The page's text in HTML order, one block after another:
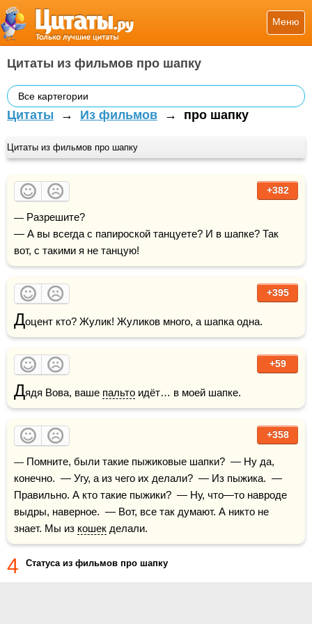
Меню
Цитаты из фильмов про шапку
Все картегории
Цитаты → Из фильмов → про шапку
Цитаты из фильмов про шапку
+382
— Разрешите?
— А вы всегда с папироской танцуете? И в шапке? Так
вот, с такими я не танцую!
+395
Доцент кто? Жулик! Жуликов много, а шапка одна.
+59
Дядя Вова, ваше пальто идёт… в моей шапке.
+358
— Помните, были такие пыжиковые шапки?  — Ну да,
конечно.  — Угу, а из чего их делали?  — Из пыжика.  —
Правильно. А кто такие пыжики?  — Ну, что—то навроде
выдры, наверное.  — Вот, все так думают. А никто не
знает. Мы из кошек делали.
4 Статуса из фильмов про шапку